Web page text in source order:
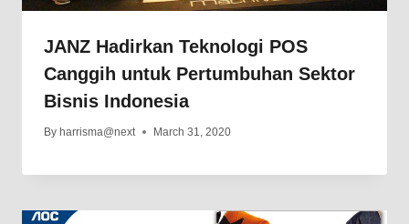
JANZ Hadirkan Teknologi POS
Canggih untuk Pertumbuhan Sektor
Bisnis Indonesia
By harrisma@next March 31, 2020